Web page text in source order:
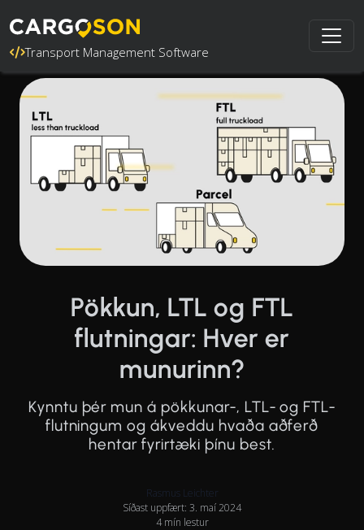
Transport Management Software
Pökkun, LTL og FTL
flutningar: Hver er
munurinn?
Kynntu þér mun á pökkunar-, LTL- og FTL-
flutningum og ákveddu hvaða aðferð
hentar fyrirtæki þínu best.
Rasmus Leichter
Síðast uppfært: 3. maí 2024
4 mín lestur